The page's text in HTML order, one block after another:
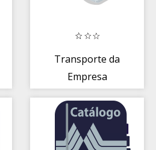
Transporte da
Empresa